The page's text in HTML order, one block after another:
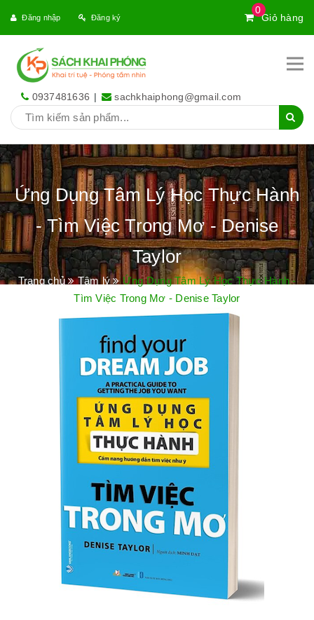
0
Giỏ hàng
Đăng nhập Đăng ký
0937481636 | sachkhaiphong@gmail.com
Ứng Dụng Tâm Lý Học Thực Hành
- Tìm Việc Trong Mơ - Denise
Taylor
Trang chủ Tâm lý
Ứng Dụng Tâm Lý Học Thực Hành -
Tìm Việc Trong Mơ - Denise Taylor